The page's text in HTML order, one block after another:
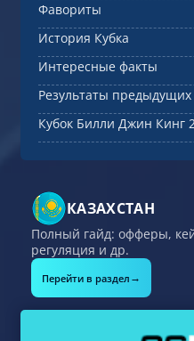
Фавориты
История Кубка
Интересные факты
Результаты
Кубок Билли Джин Кинг
КАЗАХСТАН
Полный гайд: офферы,
регуляция и др.
Перейти в раздел →